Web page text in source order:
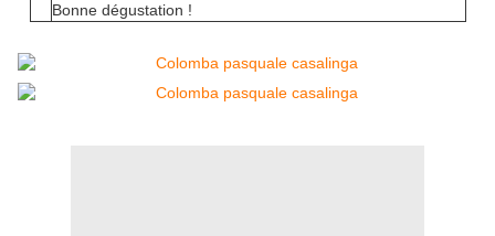
Bonne dégustation !